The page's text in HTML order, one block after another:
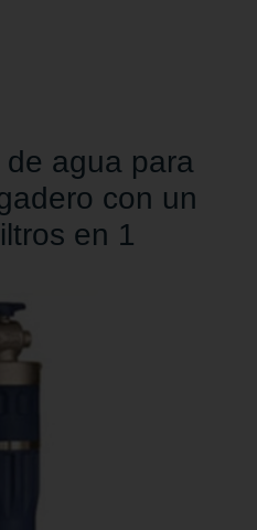
de agua para
con un
en 1